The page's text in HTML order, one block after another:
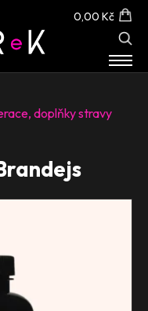
0,00 Kč
O NÁS
doplňky stravy